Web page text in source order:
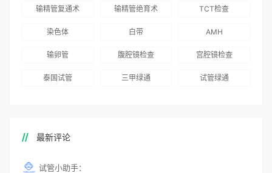
国版）》
输精管复通术 输精管绝育术 TCT检查
染色体 白带 AMH
输卵管 腹腔镜检查 宫腔镜检查
泰国试管 三甲绿通 试管绿通
最新评论
试管小助手：